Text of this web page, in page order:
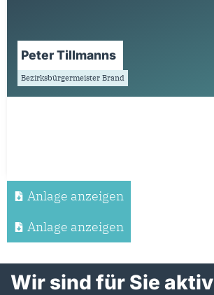
Peter Tillmanns
Bezirksbürgermeister Brand
Anlage anzeigen
Anlage anzeigen
Wir sind für Sie aktiv